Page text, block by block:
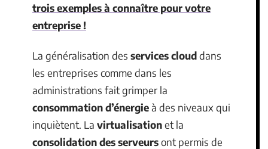
trois exemples à connaître pour votre
entreprise !
La généralisation des services clouddans
les entreprises comme dans les
administrations fait grimper la
consommation d’énergieà des niveaux qui
inquiètent. La virtualisationet la
consolidation des serveursont permis de